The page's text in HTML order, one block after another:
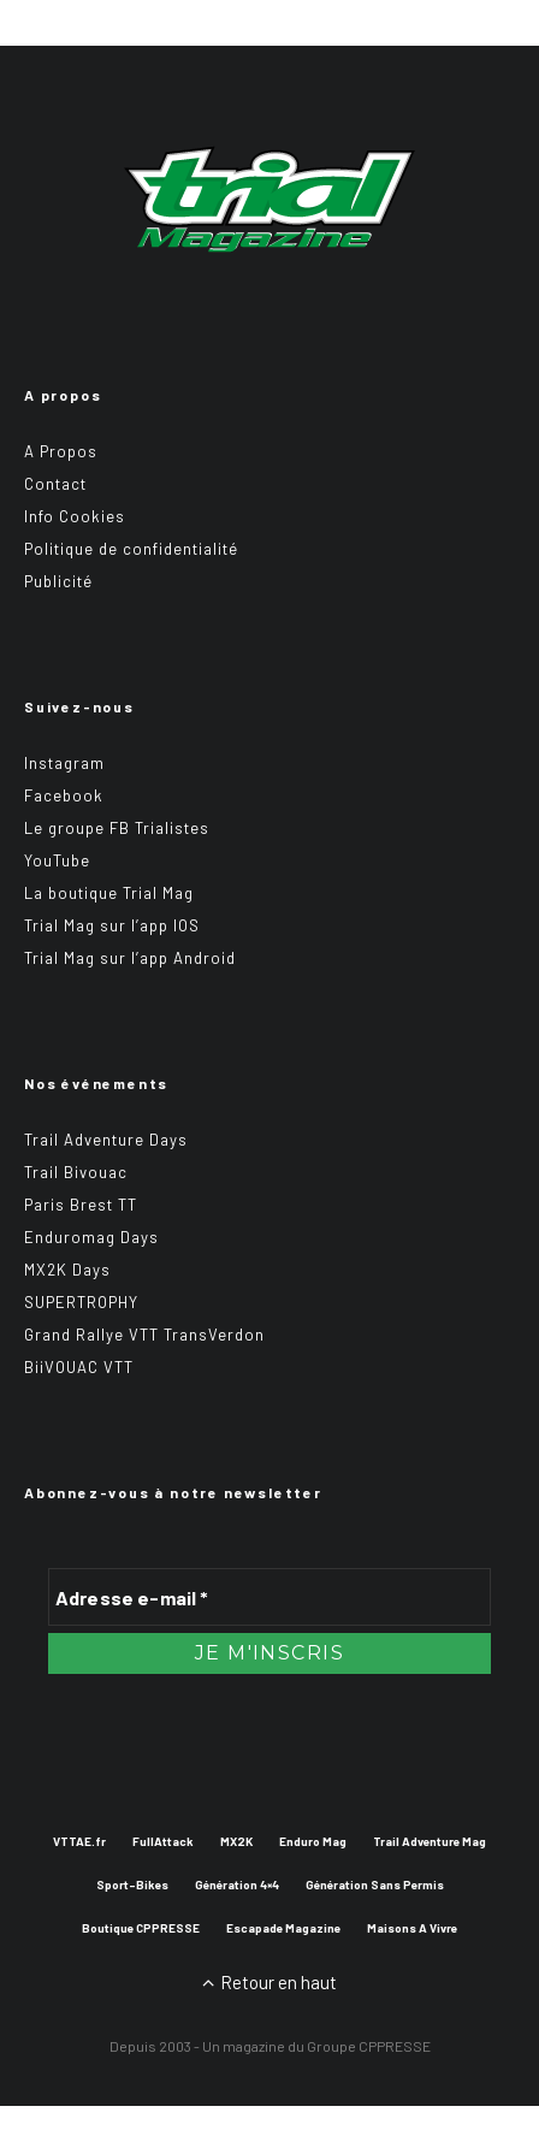
A propos
A Propos
Contact
Info Cookies
Politique de confidentialité
Publicité
Suivez-nous
Instagram
Facebook
Le groupe FB Trialistes
YouTube
La boutique Trial Mag
Trial Mag sur l’app IOS
Trial Mag sur l’app Android
Nos événements
Trail Adventure Days
Trail Bivouac
Paris Brest TT
Enduromag Days
MX2K Days
SUPERTROPHY
Grand Rallye VTT TransVerdon
BiiVOUAC VTT
Abonnez-vous à notre newsletter
VTTAE.fr FullAttack MX2K Enduro Mag Trail Adventure Mag
Sport-Bikes Génération 4×4 Génération Sans Permis
Boutique CPPRESSE Escapade Magazine Maisons A Vivre
Retour en haut
Depuis 2003 - Un magazine du Groupe CPPRESSE